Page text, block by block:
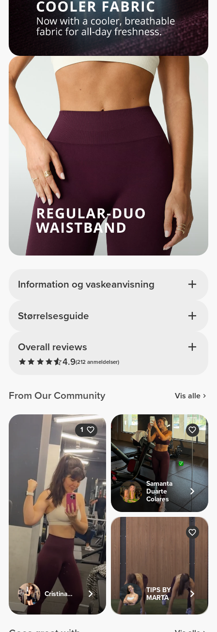
Information og vaskeanvisning
Overall reviews
4.9(212 anmeldelser)
Størrelsesguide
From Our Community Vis alle
1
Cristinamente
Samanta
Duarte
Colares
TIPS BY
MARTA